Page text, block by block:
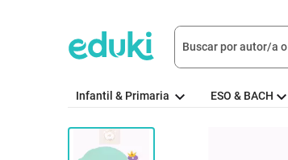
Infantil & Primaria ESO & BACH